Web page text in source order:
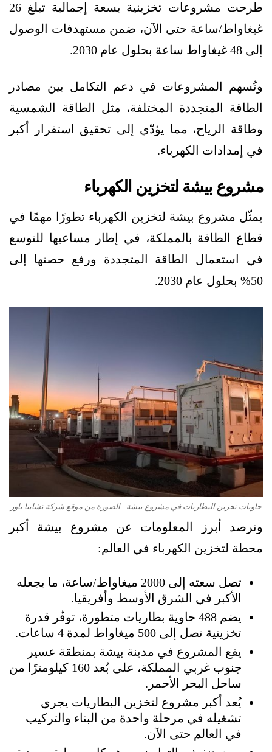
طرحت مشروعات تخزينية بسعة إجمالية تبلغ 26
غيغاواط/ساعة حتى الآن، ضمن مستهدفات الوصول
إلى 48 غيغاواط ساعة بحلول عام 2030.
وتُسهم المشروعات في دعم التكامل بين مصادر
الطاقة المتجددة المختلفة، مثل الطاقة الشمسية
وطاقة الرياح، مما يؤدّي إلى تحقيق استقرار أكبر
في إمدادات الكهرباء.
مشروع بيشة لتخزين الكهرباء
يمثّل مشروع بيشة لتخزين الكهرباء تطورًا مهمًا في
قطاع الطاقة بالمملكة، في إطار مساعيها للتوسع
في استعمال الطاقة المتجددة ورفع حصتها إلى
50% بحلول عام 2030.
حاويات تخزين البطاريات في مشروع بيشة - الصورة من موقع شركة تشاينا باور
ونرصد أبرز المعلومات عن مشروع بيشة أكبر
محطة لتخزين الكهرباء في العالم:
تصل سعته إلى 2000 ميغاواط/ساعة، ما يجعله
الأكبر في الشرق الأوسط وأفريقيا.
يضم 488 حاوية بطاريات متطورة، توفّر قدرة
تخزينية تصل إلى 500 ميغاواط لمدة 4 ساعات.
يقع المشروع في مدينة بيشة بمنطقة عسير
جنوب غربي المملكة، على بُعد 160 كيلومترًا من
ساحل البحر الأحمر.
يُعد أكبر مشروع لتخزين البطاريات يجري
تشغيله في مرحلة واحدة من البناء والتركيب
في العالم حتى الآن.